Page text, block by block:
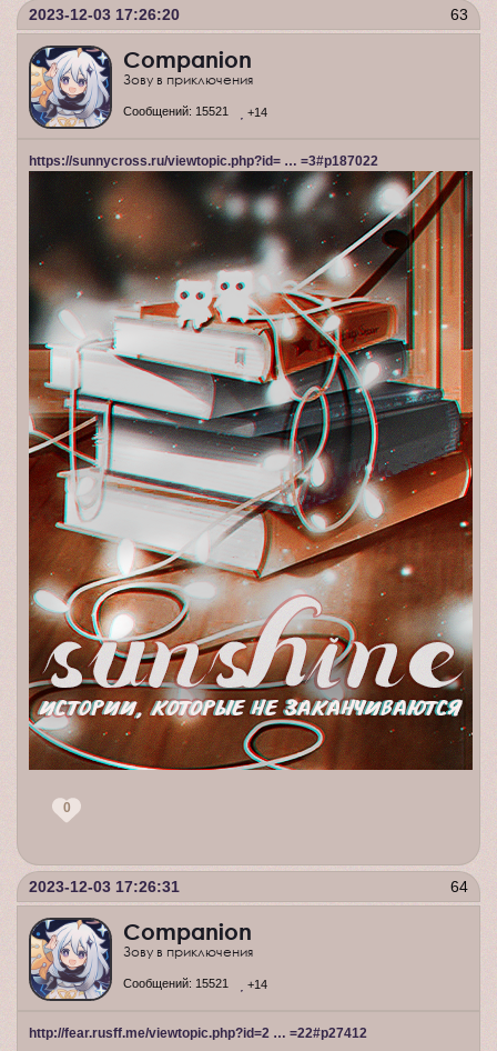
63
2023-12-03 17:26:20
Companion
Зову в приключения
Сообщений: 15521 +14
https://sunnycross.ru/viewtopic.php?id= … =3#p187022
0
64
2023-12-03 17:26:31
Companion
Зову в приключения
Сообщений: 15521 +14
http://fear.rusff.me/viewtopic.php?id=2 … =22#p27412